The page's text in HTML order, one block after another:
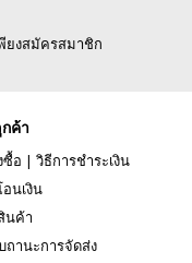
ยงสมัครสมาชิก
ค้า
ซื้อ | วิธีการชำระเงิน
นเงิน
นค้า
ถานะการจัดส่ง